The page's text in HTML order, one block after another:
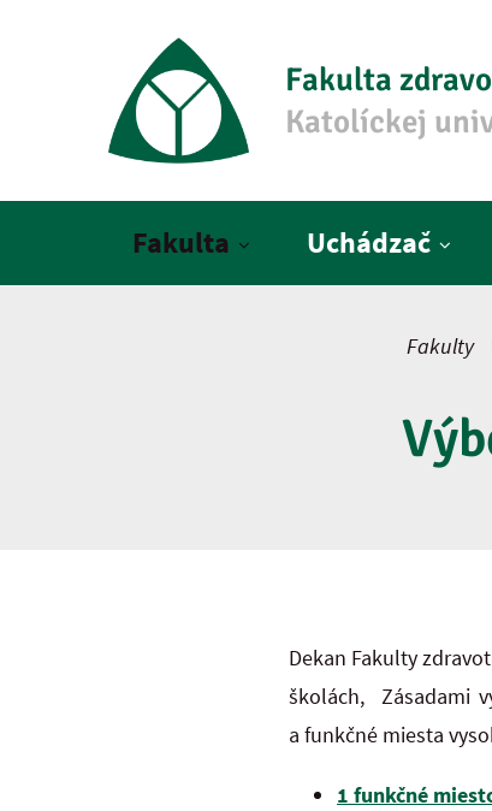
Fakulta
Katolíckej
Fakulta Uchádzač
Fakulty
Dekan Fakulty
školách, Zásadami
a funkčné miesta
1 funkčné